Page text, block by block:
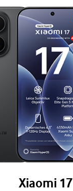
Xiaomi 17